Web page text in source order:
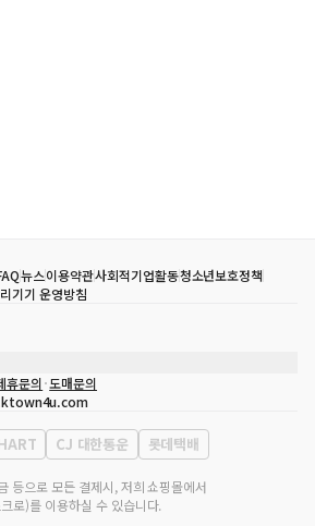
뉴스이용약관사회적기업활동청소년보호정책
기기 운영방침
71116
서울강남-02223
9855
휴문의 도매문의
CJ 대한통운 롯데택배
등으로 모든 결제시, 저희 쇼핑몰에서
로)를 이용하실 수 있습니다.